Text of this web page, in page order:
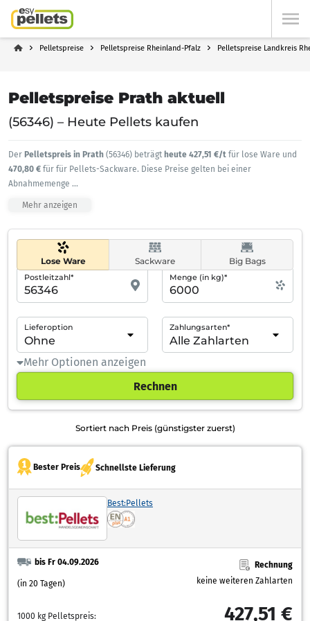
Pelletspreise Pelletspreise Rheinland-Pfalz Pelletspreise Landkreis
Pelletspreise Prath aktuell
(56346) – Heute Pellets kaufen
Der Pelletspreis in Prath (56346) beträgt heute 427,51 €/t für lose Ware und
470,80 € für für Pellets-Sackware. Diese Preise gelten bei einer
Abnahmemenge ...
Mehr anzeigen
Lose Ware Sackware Big Bags
Postleitzahl* Menge (in kg)*
Lieferoption Zahlungsarten*
Mehr Optionen anzeigen
Rechnen
Sortiert nach Preis (günstigster zuerst)
Bester Preis Schnellste Lieferung
Best:Pellets
bis Fr 04.09.2026
(in 20 Tagen)
Rechnung
keine weiteren Zahlarten
1000 kg Pelletspreis: 427,51 €